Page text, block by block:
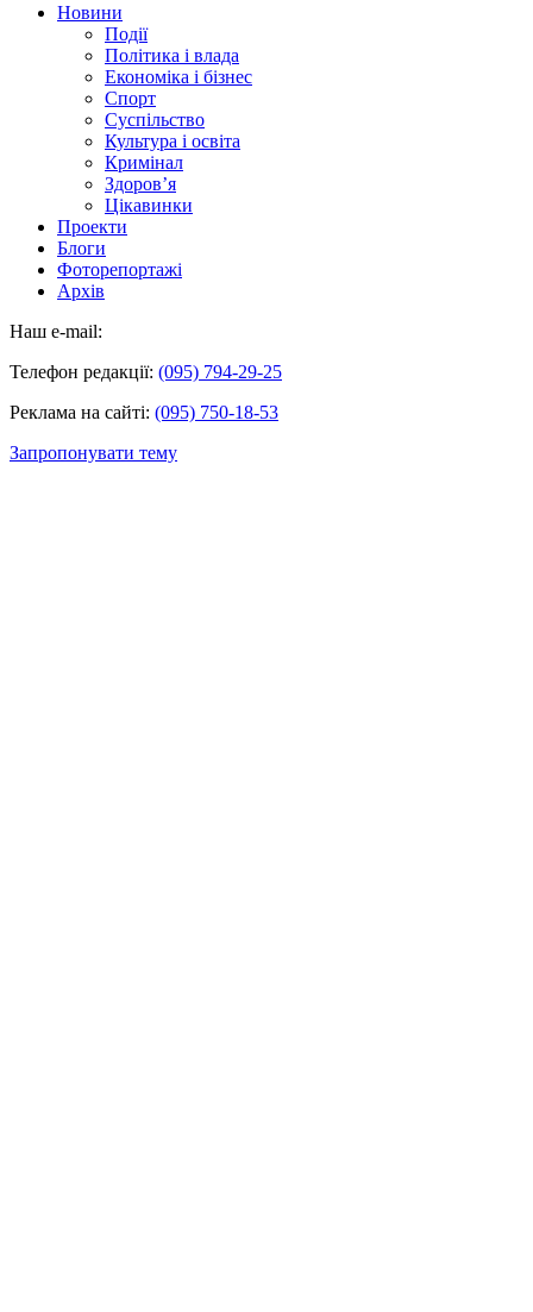
Новини
Події
Політика і влада
Економіка і бізнес
Спорт
Суспільство
Культура і освіта
Кримінал
Здоров’я
Цікавинки
Проекти
Блоги
Фоторепортажі
Архів
Наш e-mail:
Телефон редакції: (095) 794-29-25
Реклама на сайті: (095) 750-18-53
Запропонувати тему